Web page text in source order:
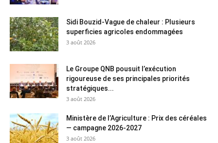
Sidi Bouzid-Vague de chaleur : Plusieurs
superficies agricoles endommagées
3 août 2026
Le Groupe QNB pousuit l’exécution
rigoureuse de ses principales priorités
stratégiques...
3 août 2026
Ministère de l’Agriculture : Prix des céréales
— campagne 2026-2027
3 août 2026